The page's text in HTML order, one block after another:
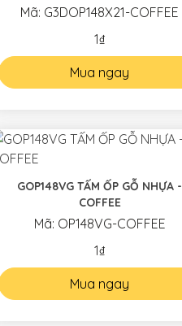
Mã: G3DOP148X21-COFFEE
1₫
Mua ngay
GOP148VG TẤM ỐP GỖ NHỰA -
COFFEE
Mã: OP148VG-COFFEE
1₫
Mua ngay